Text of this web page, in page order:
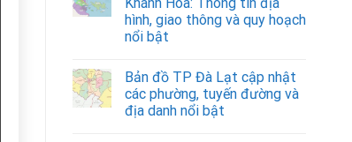
Khánh Hòa: Thông tin địa
hình, giao thông và quy hoạch
nổi bật
Bản đồ TP Đà Lạt cập nhật
các phường, tuyến đường và
địa danh nổi bật